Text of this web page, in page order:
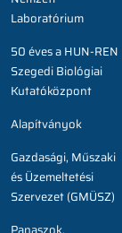
Laboratórium
50 éves a HUN-REN
Szegedi Biológiai
Kutatóközpont
Alapítványok
Gazdasági, Műszaki
és Üzemeltetési
Szervezet (GMÜSZ)